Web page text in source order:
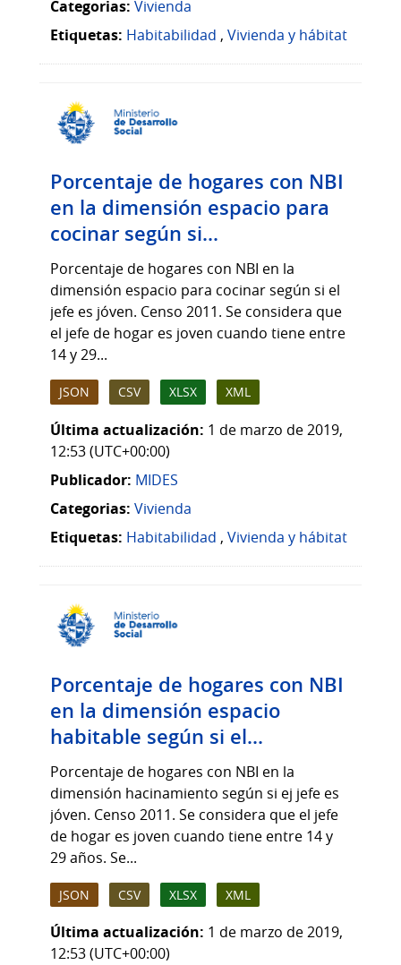
Categorias: Vivienda
Etiquetas: Habitabilidad , Vivienda y hábitat
Porcentaje de hogares con NBI
en la dimensión espacio para
cocinar según si...
Porcentaje de hogares con NBI en la
dimensión espacio para cocinar según si el
jefe es jóven. Censo 2011. Se considera que
el jefe de hogar es joven cuando tiene entre
14 y 29...
JSON CSV XLSX XML
Última actualización: 1 de marzo de 2019,
12:53 (UTC+00:00)
Publicador: MIDES
Categorias: Vivienda
Etiquetas: Habitabilidad , Vivienda y hábitat
Porcentaje de hogares con NBI
en la dimensión espacio
habitable según si el...
Porcentaje de hogares con NBI en la
dimensión hacinamiento según si ej jefe es
jóven. Censo 2011. Se considera que el jefe
de hogar es joven cuando tiene entre 14 y
29 años. Se...
JSON CSV XLSX XML
Última actualización: 1 de marzo de 2019,
12:53 (UTC+00:00)